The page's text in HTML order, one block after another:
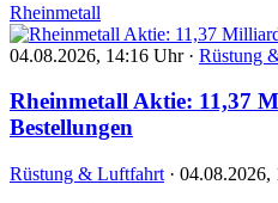
Rheinmetall
04.08.2026, 14:16 Uhr · Rüstung
Rheinmetall Aktie: 11,37
Bestellungen
Rüstung & Luftfahrt · 04.08.2026,